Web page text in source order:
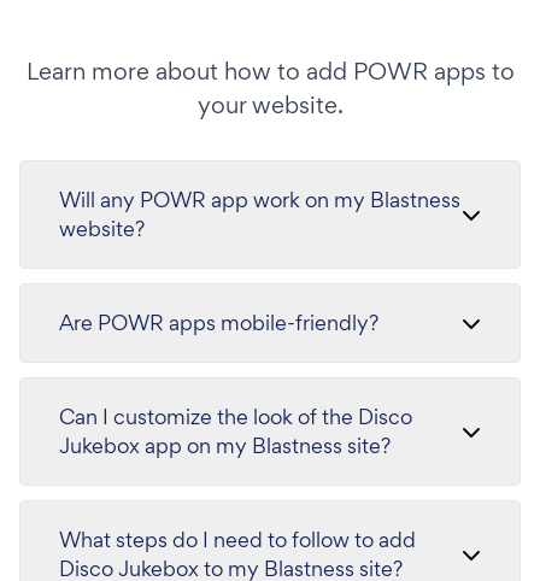
Learn more about how to add POWR apps to
your website.
Will any POWR app work on my Blastness
website?
Are POWR apps mobile-friendly?
Can I customize the look of the Disco
Jukebox app on my Blastness site?
What steps do I need to follow to add
Disco Jukebox to my Blastness site?